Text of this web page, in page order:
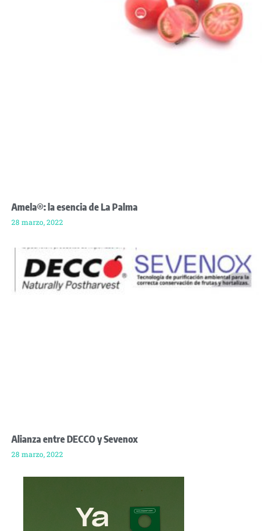
Amela®: la esencia de La Palma
28 marzo, 2022
Alianza entre DECCO y Sevenox
28 marzo, 2022